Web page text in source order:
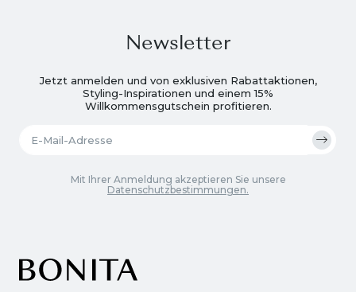
Newsletter
Jetzt anmelden und von exklusiven Rabattaktionen,
Styling-Inspirationen und einem 15%
Willkommensgutschein profitieren.
Mit Ihrer Anmeldung akzeptieren Sie unsere
Datenschutzbestimmungen.